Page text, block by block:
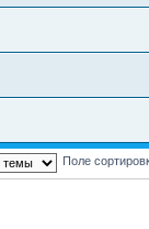
Поле